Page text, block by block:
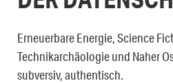
Erneuerbare Energie, Science
Technikarchäologie und Naher
subversiv, authentisch.